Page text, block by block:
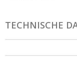
TECHNISCHE